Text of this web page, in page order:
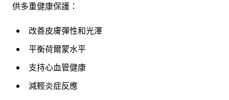
供多重健康保護：
改善皮膚彈性和光澤
平衡荷爾蒙水平
支持心血管健康
減輕炎症反應